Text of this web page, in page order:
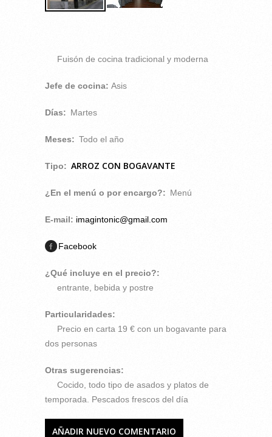
Fuisón de cocina tradicional y moderna
Jefe de cocina: Asis
Días: Martes
Meses: Todo el año
Tipo: ARROZ CON BOGAVANTE
¿En el menú o por encargo?: Menú
E-mail: imagintonic@gmail.com
Facebook
¿Qué incluye en el precio?:
entrante, bebida y postre
Particularidades:
Precio en carta 19 € con un bogavante para
dos personas
Otras sugerencias:
Cocido, todo tipo de asados y platos de
temporada. Pescados frescos del día
AÑADIR NUEVO COMENTARIO